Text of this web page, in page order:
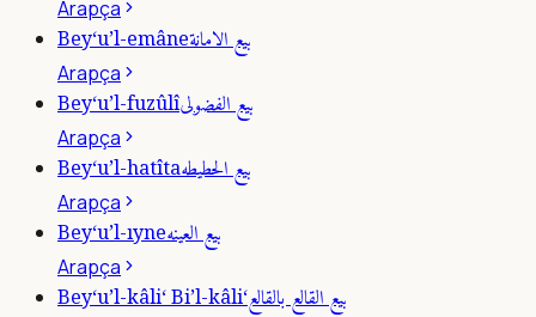
Arapça
Bey‘u’l-emâneبيع الامانة
Arapça
Bey‘u’l-fuzûlîبيع الفضولى
Arapça
Bey‘u’l-hatîtaبيع الحطيطه
Arapça
Bey‘u’l-ıyneبيع العينه
Arapça
Bey‘u’l-kâli‘ Bi’l-kâli‘بيع القالع بالقالع